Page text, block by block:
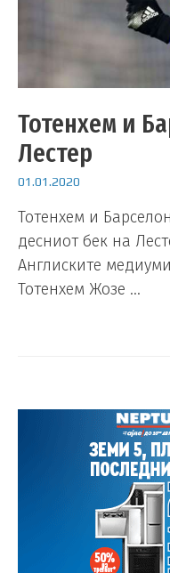
Тотенхем и
Лестер
01.01.2020
Тотенхем и
десниот бек на
Англиските
Тотенхем Жозе …